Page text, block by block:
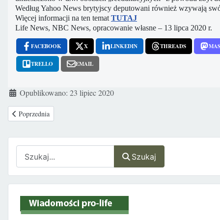
Szukaj
Według Yahoo News brytyjscy deputowani również wzywają
Więcej informacji na ten temat TUTAJ
Life News, NBC News, opracowanie własne – 13 lipca 2020 r.
FACEBOOK X LINKEDIN THREADS
TRELLO EMAIL
Szczegóły
Opublikowano: 23 lipiec 2020
Poprzednia strona: List Polskiej Federacji Ruchów Obrony Życia i
Poprzednia